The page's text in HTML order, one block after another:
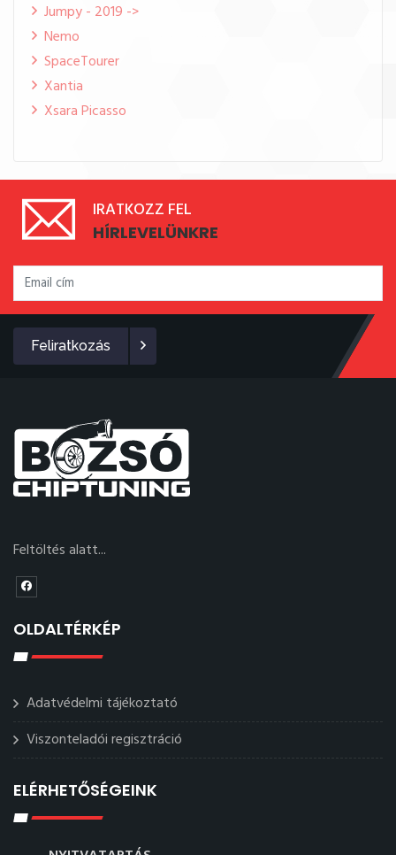
Jumpy - 2019 ->
Nemo
SpaceTourer
Xantia
Xsara Picasso
IRATKOZZ FEL
HÍRLEVELÜNKRE
Feliratkozás
Feltöltés alatt...
OLDALTÉRKÉP
Adatvédelmi tájékoztató
Viszonteladói regisztráció
ELÉRHETŐSÉGEINK